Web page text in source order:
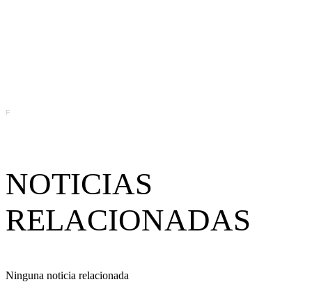
F
NOTICIAS
RELACIONADAS
Ninguna noticia relacionada